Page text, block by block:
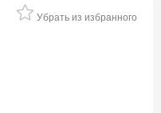
Убрать из избранного